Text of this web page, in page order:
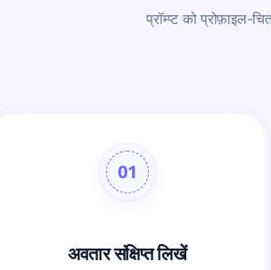
प्रॉम्प्ट को प्रोफ़ाइल-
01
अवतार संक्षिप्त लिखें